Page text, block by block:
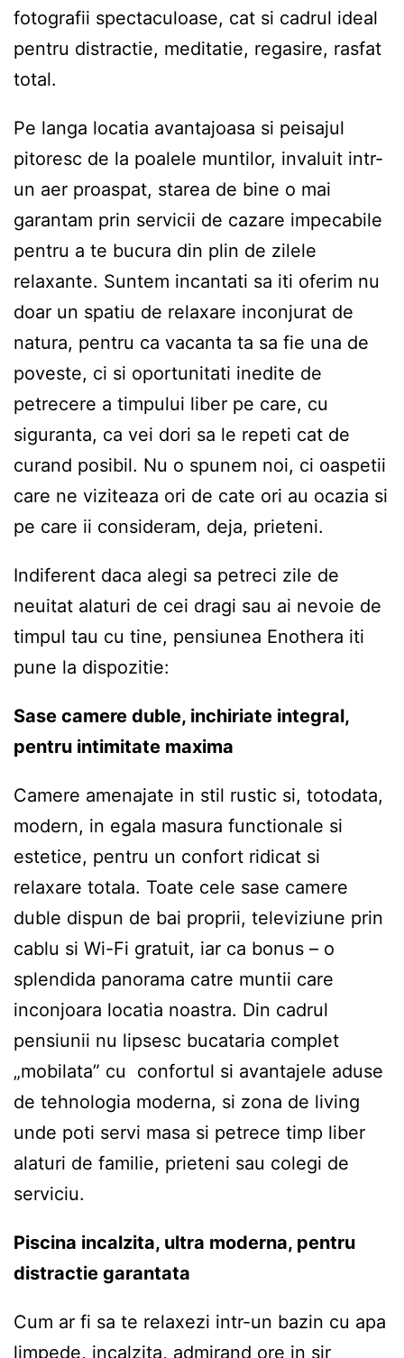
fotografii spectaculoase, cat si cadrul ideal
pentru distractie, meditatie, regasire, rasfat
total.
Pe langa locatia avantajoasa si peisajul
pitoresc de la poalele muntilor, invaluit intr-
un aer proaspat, starea de bine o mai
garantam prin servicii de cazare impecabile
pentru a te bucura din plin de zilele
relaxante. Suntem incantati sa iti oferim nu
doar un spatiu de relaxare inconjurat de
natura, pentru ca vacanta ta sa fie una de
poveste, ci si oportunitati inedite de
petrecere a timpului liber pe care, cu
siguranta, ca vei dori sa le repeti cat de
curand posibil. Nu o spunem noi, ci oaspetii
care ne viziteaza ori de cate ori au ocazia si
pe care ii consideram, deja, prieteni.
Indiferent daca alegi sa petreci zile de
neuitat alaturi de cei dragi sau ai nevoie de
timpul tau cu tine, pensiunea Enothera iti
pune la dispozitie:
Sase camere duble, inchiriate integral,
pentru intimitate maxima
Camere amenajate in stil rustic si, totodata,
modern, in egala masura functionale si
estetice, pentru un confort ridicat si
relaxare totala. Toate cele sase camere
duble dispun de bai proprii, televiziune prin
cablu si Wi-Fi gratuit, iar ca bonus – o
splendida panorama catre muntii care
inconjoara locatia noastra. Din cadrul
pensiunii nu lipsesc bucataria complet
„mobilata” cu confortul si avantajele aduse
de tehnologia moderna, si zona de living
unde poti servi masa si petrece timp liber
alaturi de familie, prieteni sau colegi de
serviciu.
Piscina incalzita, ultra moderna, pentru
distractie garantata
Cum ar fi sa te relaxezi intr-un bazin cu apa
limpede, incalzita, admirand ore in sir